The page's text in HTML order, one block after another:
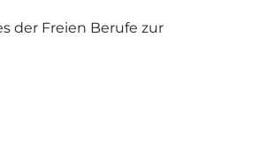
der Freien Berufe zur